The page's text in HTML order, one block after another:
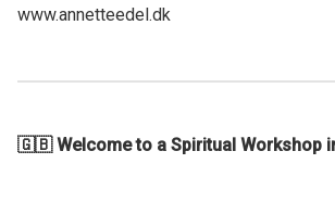
www.annetteedel.dk
🇬🇧 Welcome to a Spiritual Workshop